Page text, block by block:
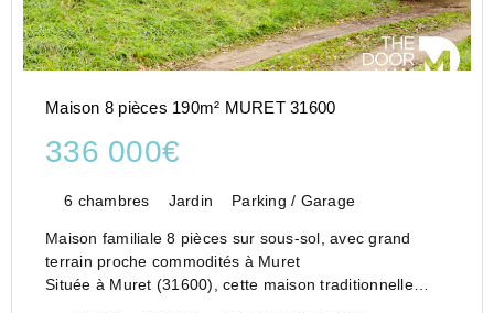
Maison 8 pièces 190m² MURET 31600
336 000€
6 chambres Jardin Parking / Garage
Maison familiale 8 pièces sur sous-sol, avec grand
terrain proche commodités à Muret
Située à Muret (31600), cette maison traditionnelle